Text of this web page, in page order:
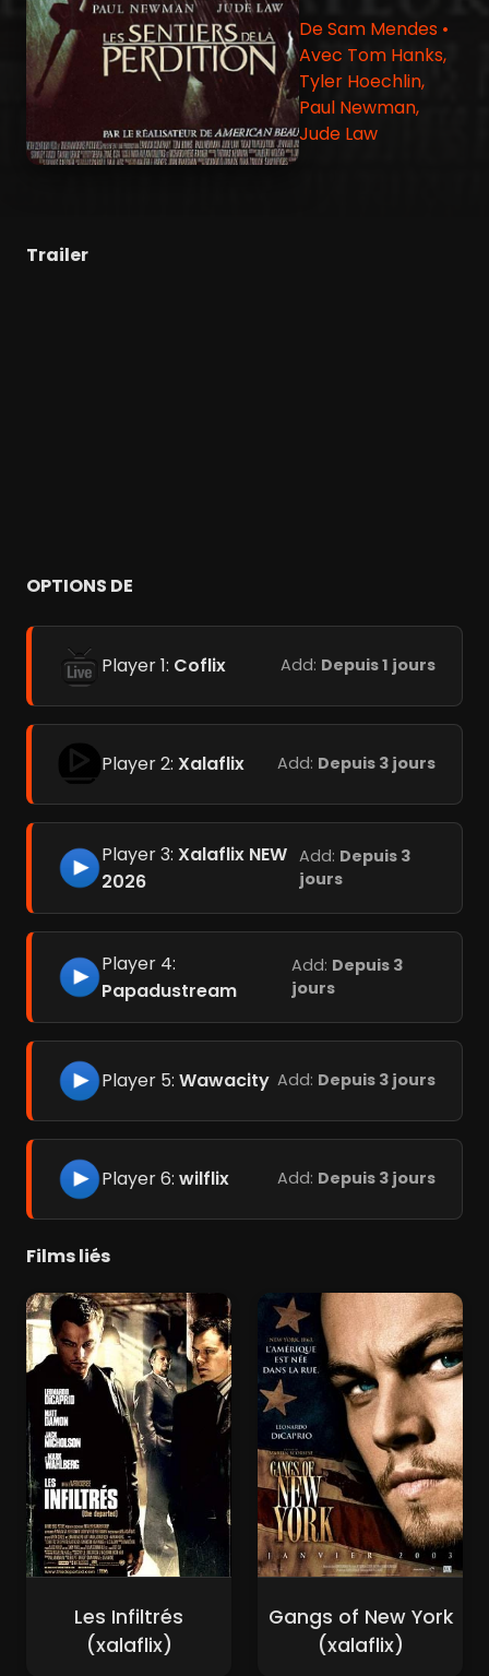
De Sam Mendes •
Avec Tom Hanks,
Tyler Hoechlin,
Paul Newman,
Jude Law
Trailer
OPTIONS DE
Player 1: Coflix Add: Depuis 1 jours
Player 2: Xalaflix Add: Depuis 3 jours
Player 3: Xalaflix NEW
2026
Add: Depuis 3
jours
Player 4:
Papadustream
Add: Depuis 3
jours
Player 5: Wawacity Add: Depuis 3 jours
Player 6: wilflix Add: Depuis 3 jours
Films liés
Les Infiltrés
(xalaflix)
Gangs of New York
(xalaflix)